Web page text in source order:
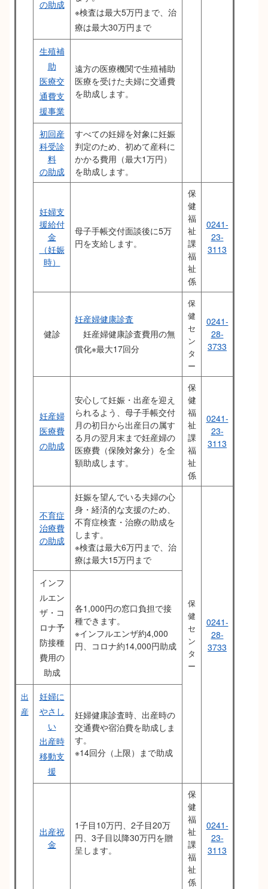
の助成
※検査は最大5万円まで、治
療は最大30万円まで
生殖補
助
医療交
通費支
援事業
遠方の医療機関で生殖補助
医療を受けた夫婦に交通費
を助成します。
初回産
科受診
料
の助成
すべての妊婦を対象に妊娠
判定のため、初めて産科に
かかる費用（最大1万円）
を助成します。
妊婦支
援給付
金
（妊娠
時）
母子手帳交付面談後に5万
円を支給します。
保
健
福
祉
課
福
祉
係
0241-
23-
3113
健診
妊産婦健康診査
妊産婦健康診査費用の無
償化※最大17回分
保
健
セ
ン
タ
ー
0241-
28-
3733
妊産婦
医療費
の助成
安心して妊娠・出産を迎え
られるよう、母子手帳交付
月の初日から出産日の属す
る月の翌月末まで妊産婦の
医療費（保険対象分）を全
額助成します。
保
健
福
祉
課
福
祉
係
0241-
23-
3113
不育症
治療費
の助成
妊娠を望んでいる夫婦の心
身・経済的な支援のため、
不育症検査・治療の助成を
します。
※検査は最大6万円まで、治
療は最大15万円まで
保
健
セ
ン
タ
ー
0241-
28-
3733
インフ
ルエン
ザ・コ
ロナ予
防接種
費用の
助成
各1,000円の窓口負担で接
種できます。
※インフルエンザ約4,000
円、コロナ約14,000円助成
出
産
妊婦に
やさし
い
出産時
移動支
援
妊婦健康診査時、出産時の
交通費や宿泊費を助成しま
す。
※14回分（上限）まで助成
出産祝
金
1子目10万円、2子目20万
円、3子目以降30万円を贈
呈します。
保
健
福
祉
課
福
祉
係
0241-
23-
3113